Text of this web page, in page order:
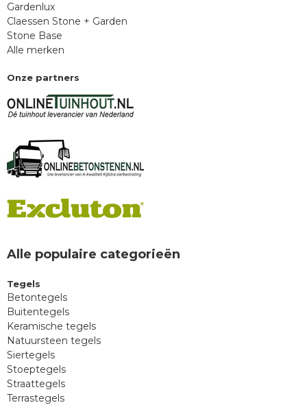
Gardenlux
Claessen Stone + Garden
Stone Base
Alle merken
Onze partners
Alle populaire categorieën
Tegels
Betontegels
Buitentegels
Keramische tegels
Natuursteen tegels
Siertegels
Stoeptegels
Straattegels
Terrastegels